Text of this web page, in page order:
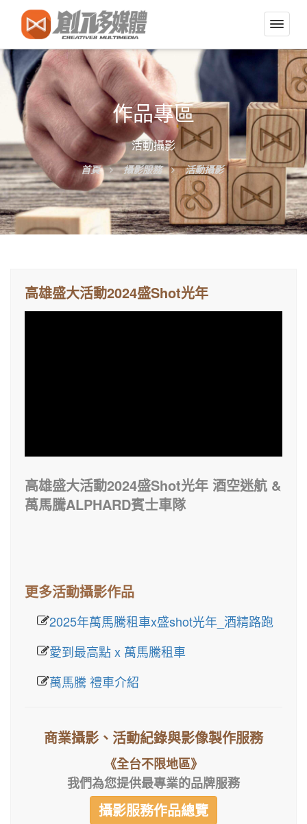
切
換
導
選
單
作品專區
活動攝影
首頁 攝影服務 活動攝影
高雄盛大活動2024盛Shot光年
高雄盛大活動2024盛Shot光年 酒空迷航 &
萬馬騰ALPHARD賓士車隊
更多活動攝影作品
2025年萬馬騰租車x盛shot光年_酒精路跑
愛到最高點 x 萬馬騰租車
萬馬騰 禮車介紹
商業攝影、活動紀錄與影像製作服務
《全台不限地區》
我們為您提供最專業的品牌服務
攝影服務作品總覽